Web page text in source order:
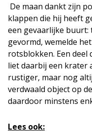
De maan dankt zijn
klappen die hij heeft
een gevaarlijke buurt:
gevormd, wemelde
rotsblokken. Een deel
liet daarbij een krater
rustiger, maar nog
verdwaald object op
daardoor minstens
Lees ook: